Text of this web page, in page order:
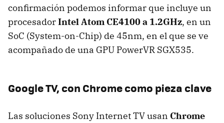
confirmación podemos informar que incluye un
procesadorIntel Atom CE4100 a 1.2GHz, en un
SoC (System-on-Chip) de 45nm, en el que se ve
acompañado de una GPU PowerVR SGX535.
Google TV, con Chrome como pieza clave
Las soluciones Sony Internet TV usan Chrome